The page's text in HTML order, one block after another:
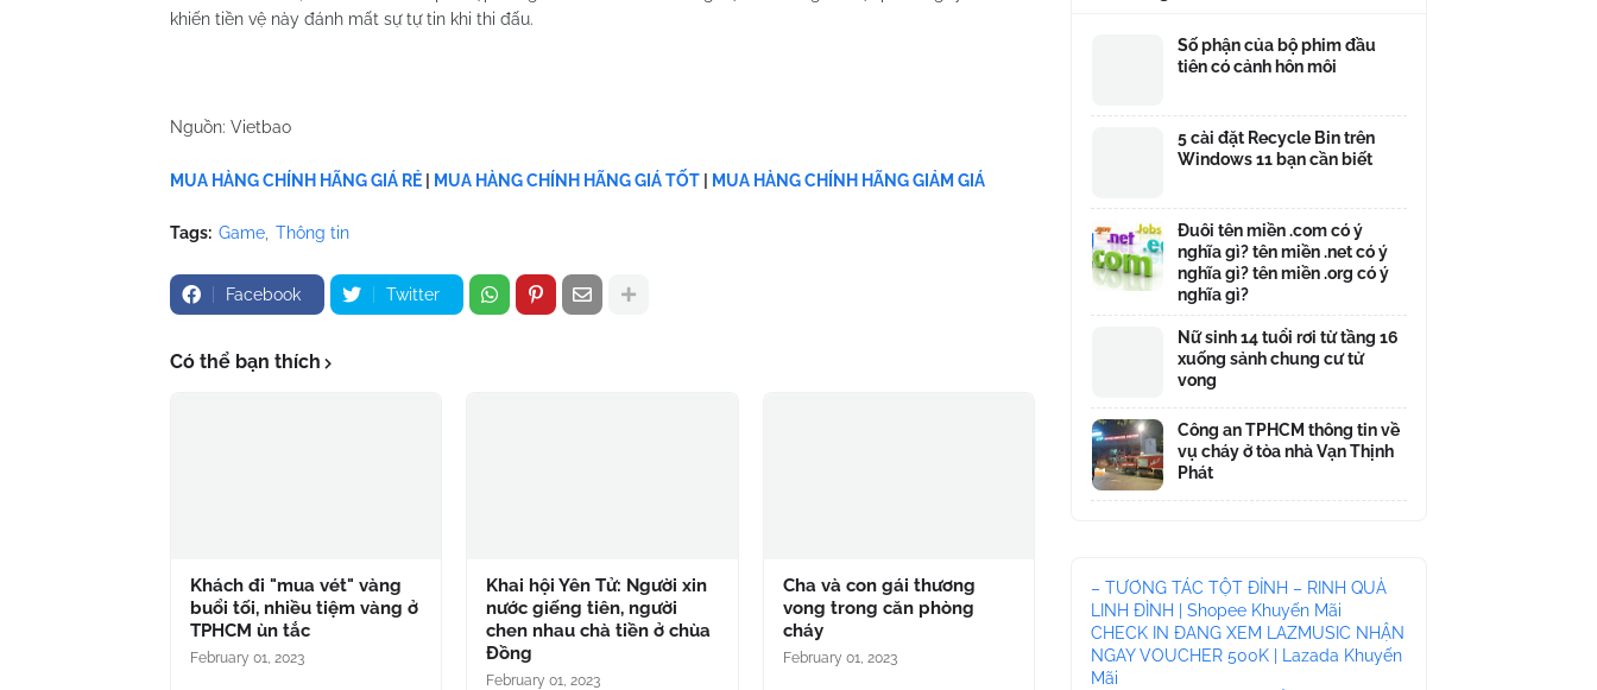
khiến tiền vệ này đánh mất sự tự tin khi thi đấu.
Nguồn: Vietbao
MUA HÀNG CHÍNH HÃNG GIÁ RẺ MUA HÀNG CHÍNH HÃNG GIÁ TỐT MUA HÀNG CHÍNH HÃNG GIẢM GIÁ
Tags: Game Thông tin
Facebook Twitter
Có thể bạn thích
Khách đi "mua vét" vàng
buổi tối, nhiều tiệm vàng ở
TPHCM ùn tắc
February 01, 2023
Khai hội Yên Tử: Người xin
nước giếng tiên, người
chen nhau chà tiền ở chùa
Đồng
February 01, 2023
Cha và con gái thương
vong trong căn phòng
cháy
February 01, 2023
Số phận của bộ phim đầu
tiên có cảnh hôn môi
5 cài đặt Recycle Bin trên
Windows 11 bạn cần biết
Đuôi tên miền .com có ý
nghĩa gì? tên miền .net có ý
nghĩa gì? tên miền .org có ý
nghĩa gì?
Nữ sinh 14 tuổi rơi từ tầng 16
xuống sảnh chung cư tử
vong
Công an TPHCM thông tin về
vụ cháy ở tòa nhà Vạn Thịnh
Phát
– TƯƠNG TÁC TỘT ĐỈNH – RINH QUÀ
LINH ĐÌNH | Shopee Khuyến Mãi
CHECK IN ĐANG XEM LAZMUSIC NHẬN
NGAY VOUCHER 500K | Lazada Khuyến
Mãi